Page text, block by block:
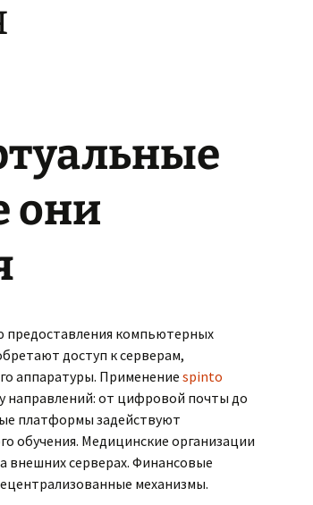
они
компьютерных
доступ к серверам,
аппаратуры. Применение spinto
направлений: от цифровой почты до
платформы задействуют
обучения. Медицинские организации
внешних серверах. Финансовые
механизмы.